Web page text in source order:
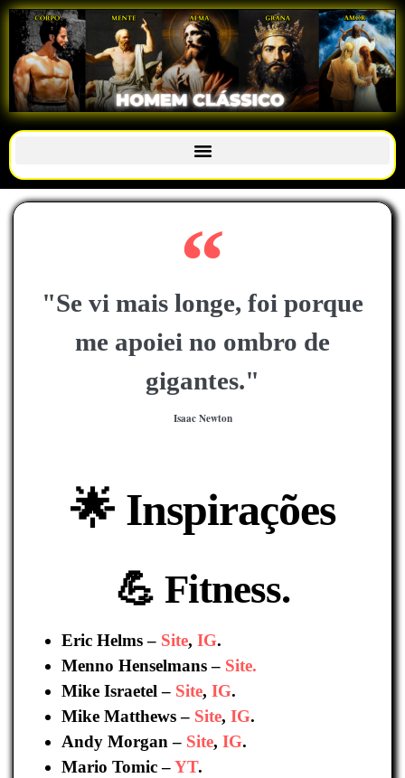
"Se vi mais longe, foi porque
me apoiei no ombro de
gigantes."
Isaac Newton
🌟​ Inspirações
💪​ Fitness.
Eric Helms – Site, IG.
Menno Henselmans – Site.
Mike Israetel – Site, IG.
Mike Matthews – Site, IG.
Andy Morgan – Site, IG.
Mario Tomic –YT.